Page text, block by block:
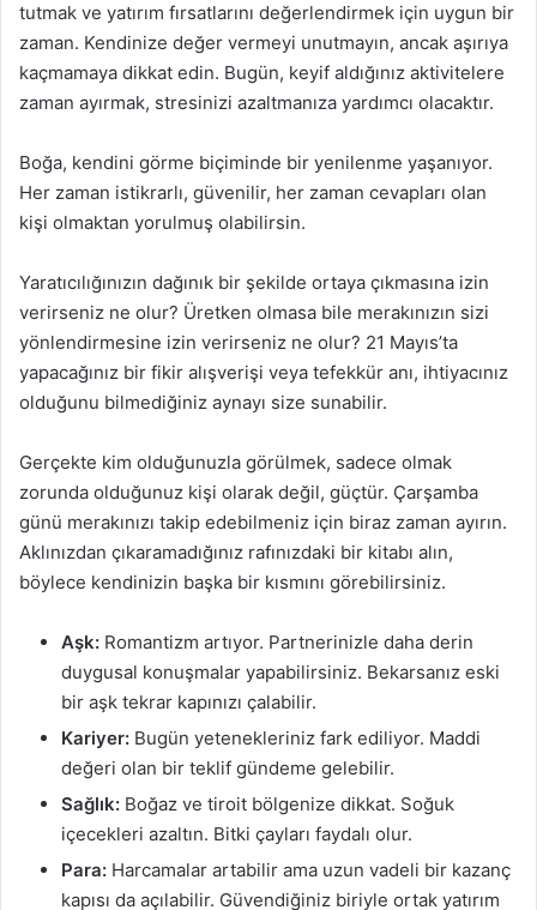
tutmak ve yatırım fırsatlarını değerlendirmek için uygun bir
zaman. Kendinize değer vermeyi unutmayın, ancak aşırıya
kaçmamaya dikkat edin. Bugün, keyif aldığınız aktivitelere
zaman ayırmak, stresinizi azaltmanıza yardımcı olacaktır.
Boğa, kendini görme biçiminde bir yenilenme yaşanıyor.
Her zaman istikrarlı, güvenilir, her zaman cevapları olan
kişi olmaktan yorulmuş olabilirsin.
Yaratıcılığınızın dağınık bir şekilde ortaya çıkmasına izin
verirseniz ne olur? Üretken olmasa bile merakınızın sizi
yönlendirmesine izin verirseniz ne olur? 21 Mayıs’ta
yapacağınız bir fikir alışverişi veya tefekkür anı, ihtiyacınız
olduğunu bilmediğiniz aynayı size sunabilir.
Gerçekte kim olduğunuzla görülmek, sadece olmak
zorunda olduğunuz kişi olarak değil, güçtür. Çarşamba
günü merakınızı takip edebilmeniz için biraz zaman ayırın.
Aklınızdan çıkaramadığınız rafınızdaki bir kitabı alın,
böylece kendinizin başka bir kısmını görebilirsiniz.
Aşk: Romantizm artıyor. Partnerinizle daha derin
duygusal konuşmalar yapabilirsiniz. Bekarsanız eski
bir aşk tekrar kapınızı çalabilir.
Kariyer: Bugün yetenekleriniz fark ediliyor. Maddi
değeri olan bir teklif gündeme gelebilir.
Sağlık: Boğaz ve tiroit bölgenize dikkat. Soğuk
içecekleri azaltın. Bitki çayları faydalı olur.
Para: Harcamalar artabilir ama uzun vadeli bir kazanç
kapısı da açılabilir. Güvendiğiniz biriyle ortak yatırım